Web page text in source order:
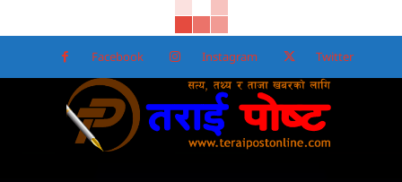
Facebook Instagram Twitter